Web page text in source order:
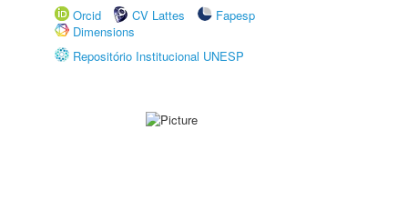
Orcid
CV Lattes
Fapesp
Dimensions
Repositório Institucional UNESP